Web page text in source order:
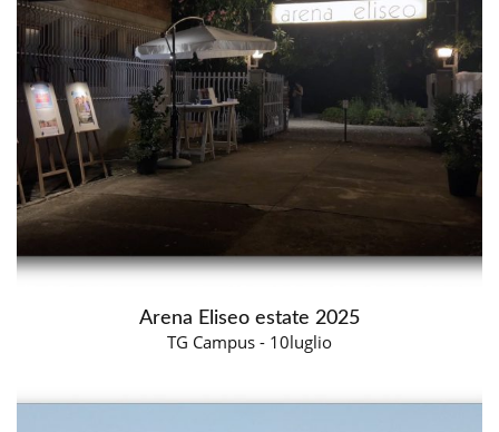
Arena Eliseo estate 2025
TG Campus - 10luglio